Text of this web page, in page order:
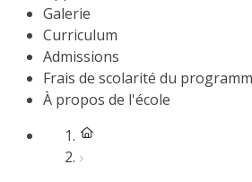
Galerie
Curriculum
Admissions
Frais de scolarité du
À propos de l'école